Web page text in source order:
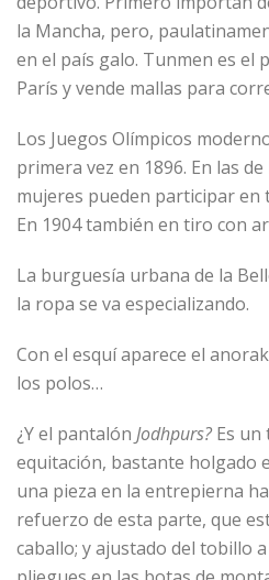
la Mancha, pero,
en el país galo. Tunmen es el
París y vende mallas para
Los Juegos Olímpicos
primera vez en 1896. En las
mujeres pueden participar en
En 1904 también en tiro con
La burguesía urbana de la
la ropa se va especializando.
Con el esquí aparece el
los polos…
¿Y el pantalón Jodhpurs?Es
equitación, bastante holgado
una pieza en la entrepierna
refuerzo de esta parte, que
caballo; y ajustado del tobillo